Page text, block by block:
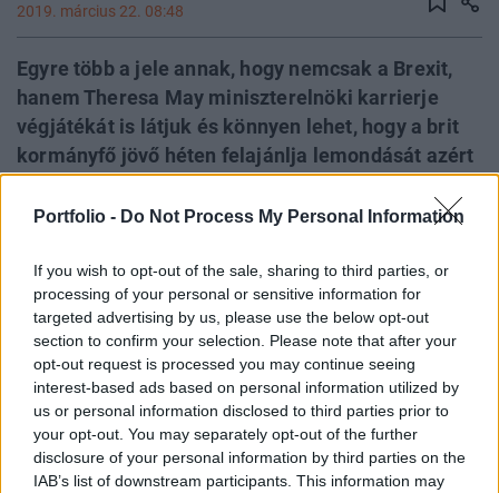
Portfolio - Do Not Process My Personal Information
If you wish to opt-out of the sale, sharing to third parties, or
processing of your personal or sensitive information for
targeted advertising by us, please use the below opt-out
section to confirm your selection. Please note that after your
opt-out request is processed you may continue seeing
interest-based ads based on personal information utilized by
us or personal information disclosed to third parties prior to
your opt-out. You may separately opt-out of the further
disclosure of your personal information by third parties on the
IAB’s list of downstream participants. This information may
2019. március 22. 08:48
Egyre több a jele annak, hogy nemcsak a Brexit,
hanem Theresa May miniszterelnöki karrierje
végjátékát is látjuk és könnyen lehet, hogy a brit
kormányfő jövő héten felajánlja lemondását azért
elfogadja a kilépési megállapodást - vázolja több
hírlevele.
Folyamatosan változik Theresa May Brexit-stratégiája,
illetve a szóban vázolt rövid távú elképzelései is, amit még
a minisztereinek is nehéz követni, mindez pedig afelé
mutat, hogy a miniszterelnöki pozíciója erősen inog. Ezt
többek között a Spectator jól értesült szerzőjének a
Telegraph-ban megjelent cikkére alapozza a Politico,
miszerint több miniszter is úgy látja:May...